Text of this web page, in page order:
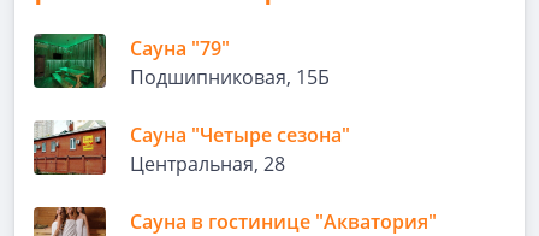
Сауна "79"
Подшипниковая, 15Б
Сауна "Четыре сезона"
Центральная, 28
Сауна в гостинице "Акватория"